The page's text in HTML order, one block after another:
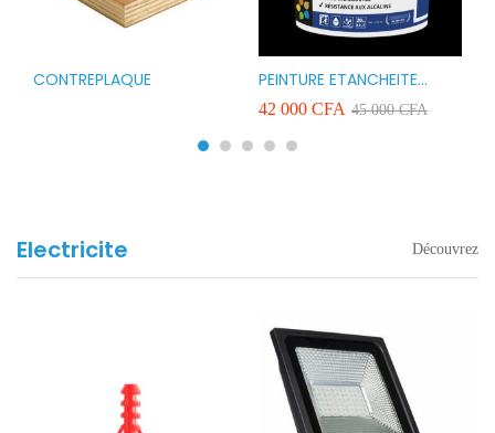
CONTREPLAQUE
PEINTURE ETANCHEITE
COLORIS SEAFLEX 20KG
COULEUR ROUGE BLANC
VERT ET GRIS
42 000 CFA 45 000CFA
Electricite Découvrez